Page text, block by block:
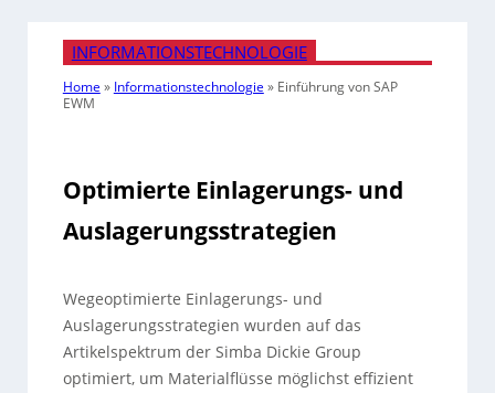
INFORMATIONSTECHNOLOGIE
Home » Informationstechnologie » Einführung von SAP
EWM
Optimierte Einlagerungs- und
Auslagerungsstrategien
Wegeoptimierte Einlagerungs- und
Auslagerungsstrategien wurden auf das
Artikelspektrum der Simba Dickie Group
optimiert, um Materialflüsse möglichst effizient